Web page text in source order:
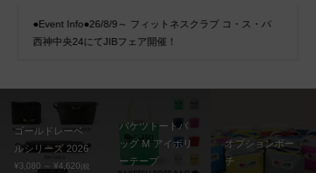
●Event Info●26/8/9～ フィットネスクラブ コ・ス・パ
西神中央24にてJIBフェア開催！
ゴールドレーベ
ルシリーズ 2026
¥3,080 ～ ¥4,620(税
バケツトートバ
ッグ M アイボリ
ーテープ
オプションポー
チ